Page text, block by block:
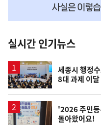
뉴
스
실시간 인기뉴스
세종시 행정
8대 과제 이
'2026 주민등
돌아왔어요!